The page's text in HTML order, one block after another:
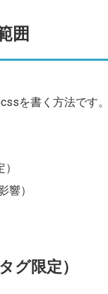
囲
を書く方法です。
響）
グ限定）